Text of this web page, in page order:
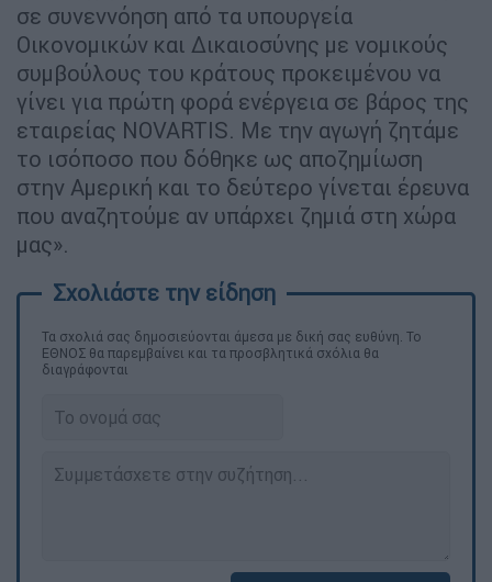
σε συνεννόηση από τα υπουργεία
Οικονομικών και Δικαιοσύνης με νομικούς
συμβούλους του κράτους προκειμένου να
γίνει για πρώτη φορά ενέργεια σε βάρος της
εταιρείας NOVARTIS. Με την αγωγή ζητάμε
το ισόποσο που δόθηκε ως αποζημίωση
στην Αμερική και το δεύτερο γίνεται έρευνα
που αναζητούμε αν υπάρχει ζημιά στη χώρα
μας».
Τα σχολιά σας δημοσιεύονται άμεσα με δική σας ευθύνη. Το
ΕΘΝΟΣ θα παρεμβαίνει και τα προσβλητικά σχόλια θα
διαγράφονται